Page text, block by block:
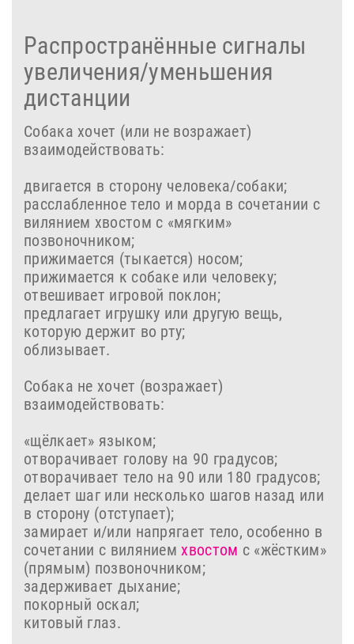
Распространённые сигналы
увеличения/уменьшения
дистанции
Собака хочет (или не возражает)
взаимодействовать:
двигается в сторону человека/собаки;
расслабленное тело и морда в сочетании с
вилянием хвостом с «мягким»
позвоночником;
прижимается (тыкается) носом;
прижимается к собаке или человеку;
отвешивает игровой поклон;
предлагает игрушку или другую вещь,
которую держит во рту;
облизывает.
Собака не хочет (возражает)
взаимодействовать:
«щёлкает» языком;
отворачивает голову на 90 градусов;
отворачивает тело на 90 или 180 градусов;
делает шаг или несколько шагов назад или
в сторону (отступает);
замирает и/или напрягает тело, особенно в
сочетании с виляниемхвостом с «жёстким»
(прямым) позвоночником;
задерживает дыхание;
покорный оскал;
китовый глаз.